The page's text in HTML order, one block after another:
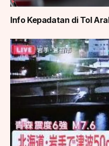
Info Kepadatan di Tol